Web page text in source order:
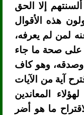
إلا الحق
هذه الأقوال
لمن لم يعرفه،
على صحة ما جاء
وهو كاف
آية من الآيات
المعاندين
ما هو أضر